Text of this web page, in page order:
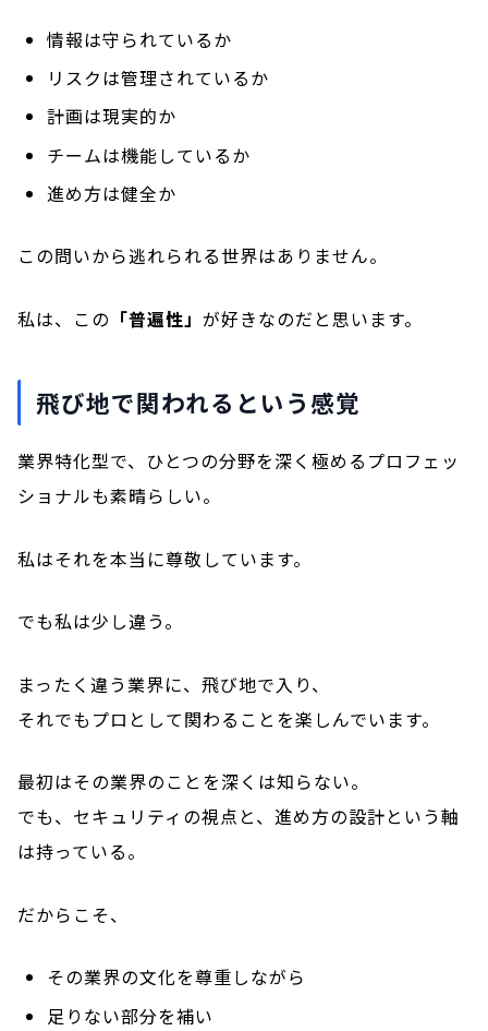
情報は守られているか
リスクは管理されているか
計画は現実的か
チームは機能しているか
進め方は健全か
この問いから逃れられる世界はありません。
私は、この 「普遍性」 が好きなのだと思います。
飛び地で関われるという感覚
業界特化型で、ひとつの分野を深く極めるプロフェッ
ショナルも素晴らしい。
私はそれを本当に尊敬しています。
でも私は少し違う。
まったく違う業界に、飛び地で入り、
それでもプロとして関わることを楽しんでいます。
最初はその業界のことを深くは知らない。
でも、セキュリティの視点と、進め方の設計という軸
は持っている。
だからこそ、
その業界の文化を尊重しながら
足りない部分を補い